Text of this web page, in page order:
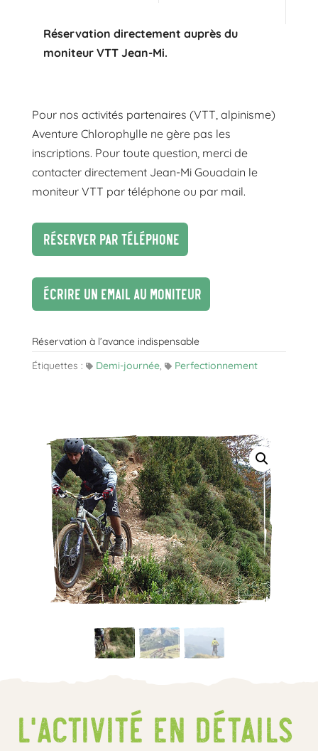
Réservation directement auprès du
moniteur VTT Jean-Mi.
Pour nos activités partenaires (VTT, alpinisme)
Aventure Chlorophylle ne gère pas les
inscriptions. Pour toute question, merci de
contacter directement Jean-Mi Gouadain le
moniteur VTT par téléphone ou par mail.
Réserver par téléphone
écrire un email au moniteur
Réservation à l’avance indispensable
Étiquettes :
Demi-journée, Perfectionnement
L’activité En détails